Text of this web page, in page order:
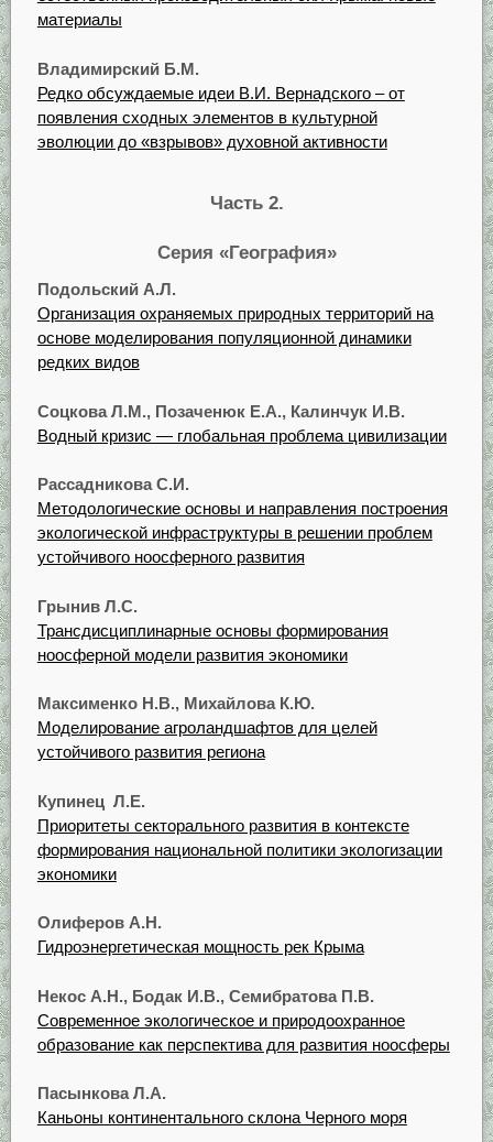
материалы
Владимирский Б.М.
Редко обсуждаемые идеи В.И. Вернадского – от
появления сходных элементов в культурной
эволюции до «взрывов» духовной активности
Часть 2.
Серия «География»
Подольский А.Л.
Организация охраняемых природных территорий на
основе моделирования популяционной динамики
редких видов
Соцкова Л.М., Позаченюк Е.А., Калинчук И.В.
Водный кризис — глобальная проблема цивилизации
Рассадникова С.И.
Методологические основы и направления построения
экологической инфраструктуры в решении проблем
устойчивого ноосферного развития
Грынив Л.С.
Трансдисциплинарные основы формирования
ноосферной модели развития экономики
Максименко Н.В., Михайлова К.Ю.
Моделирование агроландшафтов для целей
устойчивого развития региона
Купинец Л.Е.
Приоритеты секторального развития в контексте
формирования национальной политики экологизации
экономики
Олиферов А.Н.
Гидроэнергетическая мощность рек Крыма
Некос А.Н., Бодак И.В., Семибратова П.В.
Современное экологическое и природоохранное
образование как перспектива для развития ноосферы
Пасынкова Л.А.
Каньоны континентального склона Черного моря